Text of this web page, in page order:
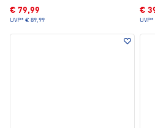
€ 79,99
UVP* € 89,99
€
UVP*